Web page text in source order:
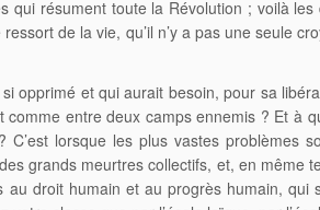
qui résument toute la Révolution ; voilà
de la vie, qu’il n’y a pas une seule
opprimé et qui aurait besoin, pour sa
entre deux camps ennemis ? Et à
lorsque les plus vastes problèmes
grands meurtres collectifs, et, en même
droit humain et au progrès humain, qui